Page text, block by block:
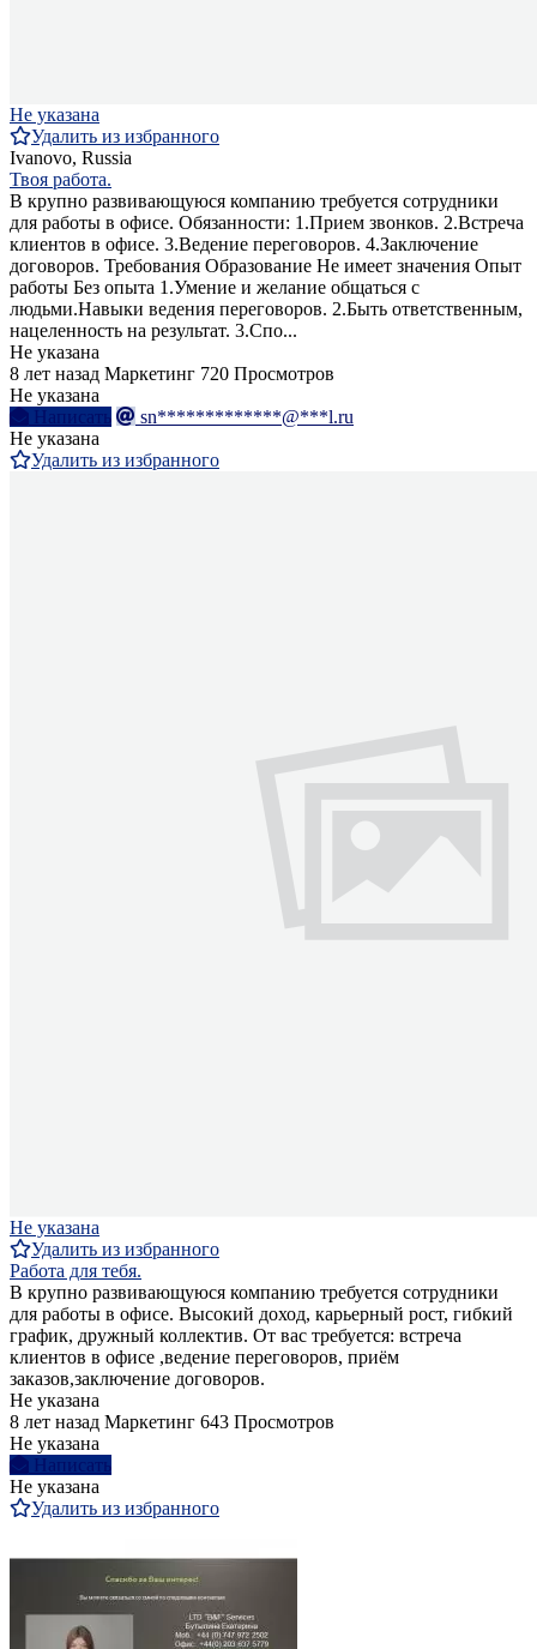
Не указана
Удалить из избранного
Ivanovo, Russia
Твоя работа.
В крупно развивающуюся компанию требуется сотрудники
для работы в офисе. Обязанности: 1.Прием звонков. 2.Встреча
клиентов в офисе. 3.Ведение переговоров. 4.Заключение
договоров. Требования Образование Не имеет значения Опыт
работы Без опыта 1.Умение и желание общаться с
людьми.Навыки ведения переговоров. 2.Быть ответственным,
нацеленность на результат. 3.Спо...
Не указана
8 лет назад Маркетинг 720 Просмотров
Не указана
Написать
sn*************@***l.ru
Не указана
Удалить из избранного
Не указана
Удалить из избранного
Работа для тебя.
В крупно развивающуюся компанию требуется сотрудники
для работы в офисе. Высокий доход, карьерный рост, гибкий
график, дружный коллектив. От вас требуется: встреча
клиентов в офисе ,ведение переговоров, приём
заказов,заключение договоров.
Не указана
8 лет назад Маркетинг 643 Просмотров
Не указана
Написать
Не указана
Удалить из избранного